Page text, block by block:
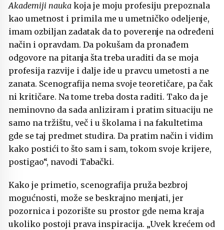
Akademiji nauka koja je moju profesiju prepoznala
kao umetnost i primila me u umetničko odeljenje,
imam ozbiljan zadatak da to poverenje na određeni
način i opravdam. Da pokušam da pronađem
odgovore na pitanja šta treba uraditi da se moja
profesija razvije i dalje ide u pravcu umetosti a ne
zanata. Scenografija nema svoje teoretičare, pa čak
ni kritičare. Na tome treba dosta raditi. Tako da je
neminovno da sada anliziram i pratim situaciju ne
samo na tržištu, več i u školama i na fakultetima
gde se taj predmet studira. Da pratim način i vidim
kako postići to što sam i sam, tokom svoje krijere,
postigao“, navodi Tabački.
Kako je primetio, scenografija pruža bezbroj
mogućnosti, može se beskrajno menjati, jer
pozornica i pozorište su prostor gde nema kraja
ukoliko postoji prava inspiracija. „Uvek krećem od